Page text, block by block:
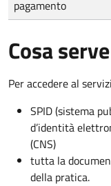
pagamento
Cosa serve
Per accedere al
SPID (sistema
d’identità
(CNS)
tutta la
della pratica.